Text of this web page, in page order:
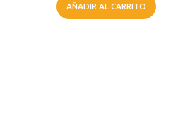
AÑADIR AL CARRITO